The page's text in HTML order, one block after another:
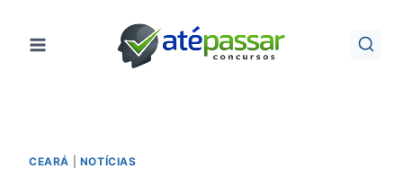
para
CEARÁ NOTÍCIAS